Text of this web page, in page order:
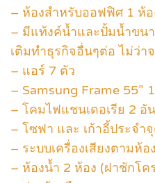
– ห้องสำหรับออฟฟิศ 1 ห้อ
– มีแท้งค์น้ำและปั้มน้ำขน
เติมทำธุรกิจอื่นๆต่อ ไม่ว่า
– แอร์ 7 ตัว
– Samsung Frame 55”
– โคมไฟแชนเดอเรีย 2 อัน
– โซฟา และ เก้าอี้ประจำ
– ระบบเครื่องเสียงตามห้อ
– ห้องน้ำ 2 ห้อง (ฝาชักโ